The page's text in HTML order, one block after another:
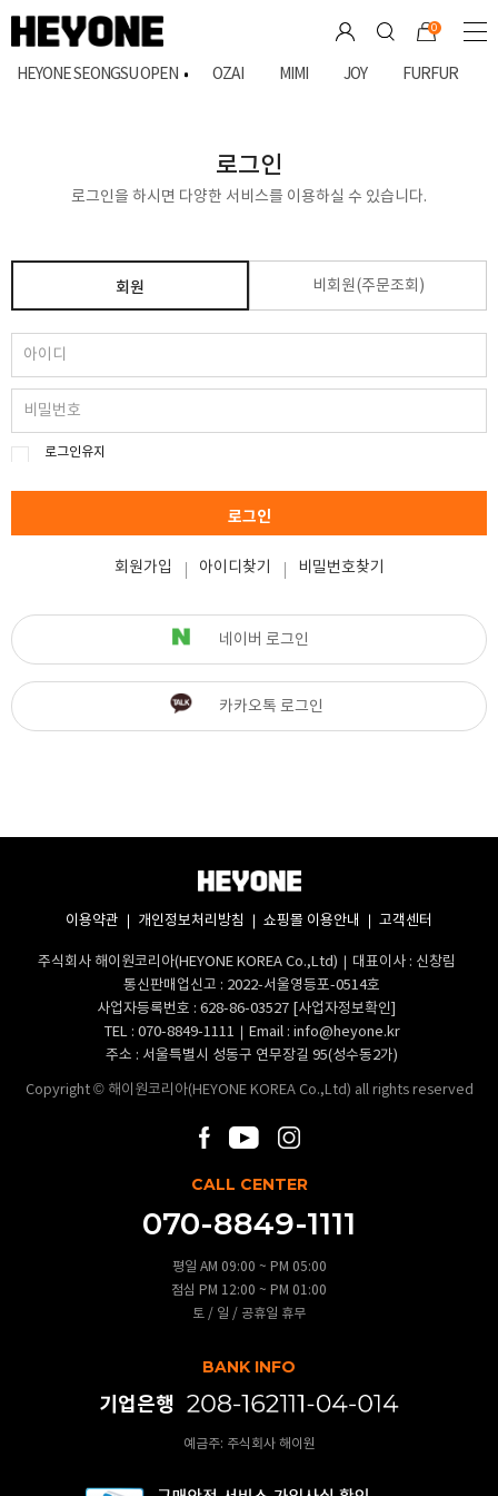
0
HEYONE SEONGSU OPEN OZAI MIMI JOY FURFUR
로그인
로그인을 하시면 다양한 서비스를 이용하실 수 있습니다.
회원 비회원(주문조회)
로그인유지
로그인
회원가입 아이디찾기 비밀번호찾기
네이버 로그인
카카오톡 로그인
이용약관 개인정보처리방침 쇼핑몰 이용안내 고객센터
주식회사 해이원코리아(HEYONE KOREA Co.,Ltd)
대표이사 : 신창림
통신판매업신고 : 2022-서울영등포-0514호
사업자등록번호 : 628-86-03527 [사업자정보확인]
TEL : 070-8849-1111 Email : info@heyone.kr
주소 : 서울특별시 성동구 연무장길 95(성수동2가)
Copyright © 해이원코리아(HEYONE KOREA Co.,Ltd) all rights reserved
CALL CENTER
070-8849-1111
평일 AM 09:00 ~ PM 05:00
점심 PM 12:00 ~ PM 01:00
토 / 일 / 공휴일 휴무
BANK INFO
기업은행
예금주: 주식회사 해이원